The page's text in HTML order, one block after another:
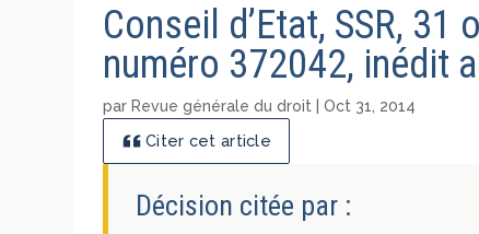
Conseil d’Etat, SSR,
numéro 372042, inédit
par Revue générale du droit |Oct 31, 2014
Citer cet article
Décision citée par :